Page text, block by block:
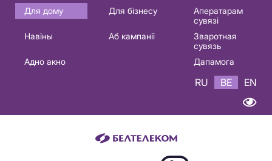
Основная
навигация
Для дому Для бізнесу
Аператарам
сувязі
Навіны
Аб кампаніі
Зваротная
сувязь
Адно акно
Дапамога
RU BE EN